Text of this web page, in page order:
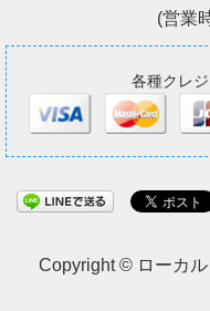
(営業
各種クレ
Copyright © ローカ